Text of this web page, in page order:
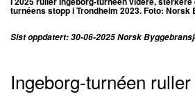
turnéens stopp i Trondheim 2023. Foto: Norsk
Sist oppdatert: 30-06-2025 Norsk
Ingeborg-turnéen